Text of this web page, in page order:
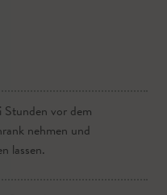
Stunden vor dem
nehmen und
lassen.